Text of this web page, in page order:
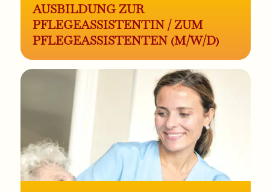
AUSBILDUNG ZUR
PFLEGEASSISTENTIN / ZUM
PFLEGEASSISTENTEN (M/W/D)